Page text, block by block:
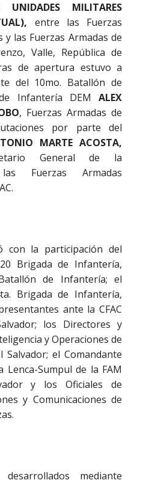
UNIDADES MILITARES
entre las Fuerzas
las Fuerzas Armadas de
Valle, República de
de apertura estuvo a
del 10mo. Batallón de
Infantería DEM ALEX
, Fuerzas Armadas de
por parte del
MARTE ACOSTA,
General de la
Fuerzas Armadas
con la participación del
Brigada de Infantería,
de Infantería; el
Brigada de Infantería,
ante la CFAC
los Directores y
y Operaciones de
Salvador; el Comandante
Lenca-Sumpul de la FAM
y los Oficiales de
y Comunicaciones de
mediante